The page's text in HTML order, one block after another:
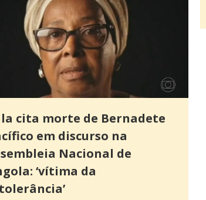
cita morte de Bernadete
em discurso na
Nacional de
‘vítima da